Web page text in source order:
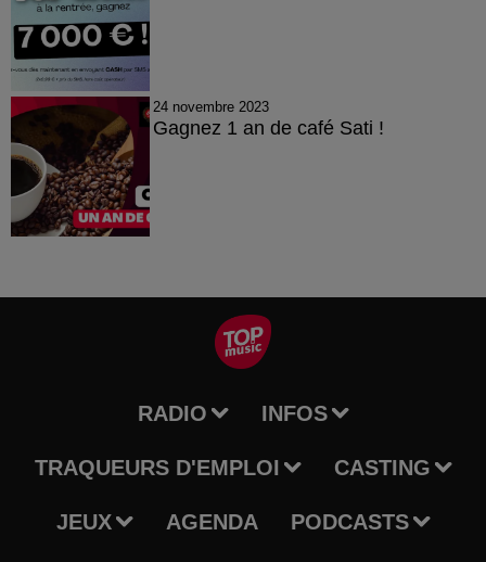
24 novembre 2023
Gagnez 1 an de café Sati !
RADIO INFOS
TRAQUEURS D'EMPLOI CASTING
JEUX AGENDA PODCASTS